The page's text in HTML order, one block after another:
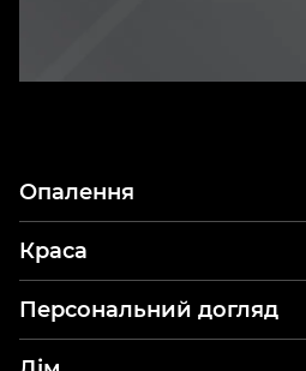
Опалення
Краса
Стайлер та фен для волосся
Персональний догляд